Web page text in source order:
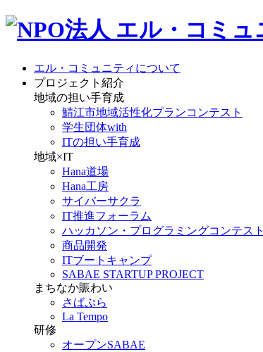
エル・コミュニティについて
プロジェクト紹介
地域の担い手育成
鯖江市地域活性化プランコンテスト
学生団体with
ITの担い手育成
地域×IT
Hana道場
Hana工房
サイバーサクラ
IT推進フォーラム
ハッカソン・プログラミングコンテスト
商品開発
ITブートキャンプ
SABAE STARTUP PROJECT
まちなか賑わい
さばぷら
La Tempo
研修
オープンSABAE